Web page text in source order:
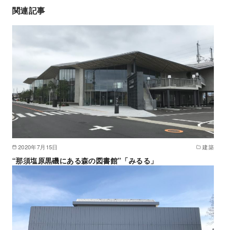
関連記事
2020年7月15日 建築
“那須塩原黒磯にある森の図書館”「みるる」